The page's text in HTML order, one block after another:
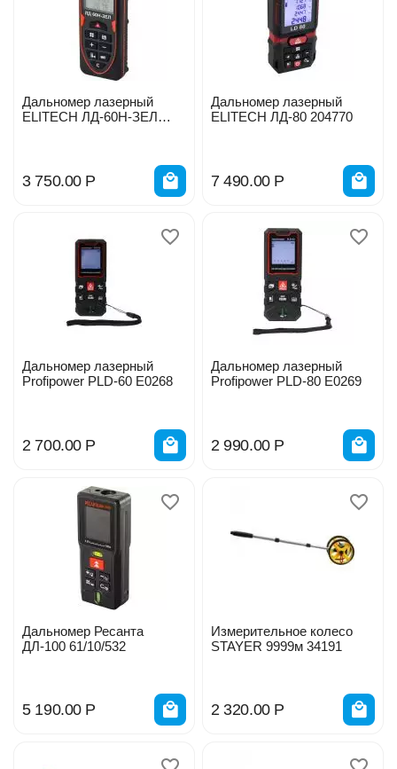
Дальномер лазерный
ELITECH ЛД-60Н-ЗЕЛ
3 750.00 Р
Дальномер лазерный
ELITECH ЛД-80 204770
7 490.00 Р
Дальномер лазерный
Profipower PLD-60 E0268
2 700.00 Р
Дальномер лазерный
Profipower PLD-80 E0269
2 990.00 Р
Дальномер Ресанта
ДЛ-100 61/10/532
5 190.00 Р
Измерительное колесо
STAYER 9999м 34191
2 320.00 Р